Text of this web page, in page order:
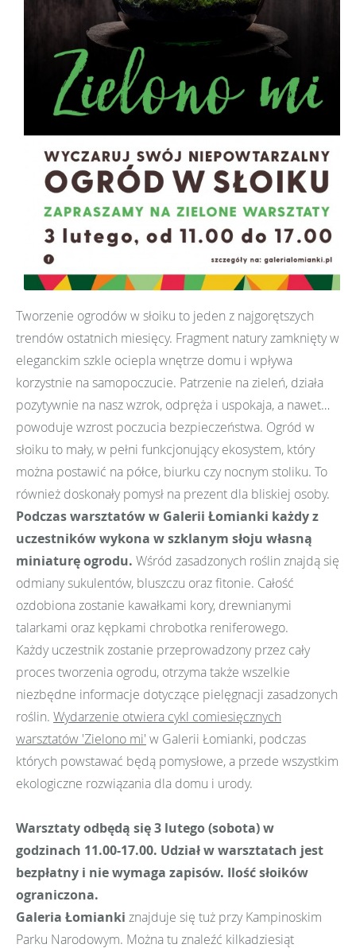
Tworzenie ogrodów w słoiku to jeden z najgorętszych
trendów ostatnich miesięcy. Fragment natury zamknięty w
eleganckim szkle ociepla wnętrze domu i wpływa
korzystnie na samopoczucie. Patrzenie na zieleń, działa
pozytywnie na nasz wzrok, odpręża i uspokaja, a nawet…
powoduje wzrost poczucia bezpieczeństwa. Ogród w
słoiku to mały, w pełni funkcjonujący ekosystem, który
można postawić na półce, biurku czy nocnym stoliku. To
również doskonały pomysł na prezent dla bliskiej osoby.
Podczas warsztatów w Galerii Łomianki każdy z
uczestników wykona w szklanym słoju własną
miniaturę ogrodu. Wśród zasadzonych roślin znajdą się
odmiany sukulentów, bluszczu oraz fitonie. Całość
ozdobiona zostanie kawałkami kory, drewnianymi
talarkami oraz kępkami chrobotka reniferowego.
Każdy uczestnik zostanie przeprowadzony przez cały
proces tworzenia ogrodu, otrzyma także wszelkie
niezbędne informacje dotyczące pielęgnacji zasadzonych
roślin. Wydarzenie otwiera cykl comiesięcznych
warsztatów 'Zielono mi' w Galerii Łomianki, podczas
których powstawać będą pomysłowe, a przede wszystkim
ekologiczne rozwiązania dla domu i urody.
Warsztaty odbędą się 3 lutego (sobota) w
godzinach 11.00-17.00. Udział w warsztatach jest
bezpłatny i nie wymaga zapisów. Ilość słoików
ograniczona.
Galeria Łomianki znajduje się tuż przy Kampinoskim
Parku Narodowym. Można tu znaleźć kilkadziesiąt